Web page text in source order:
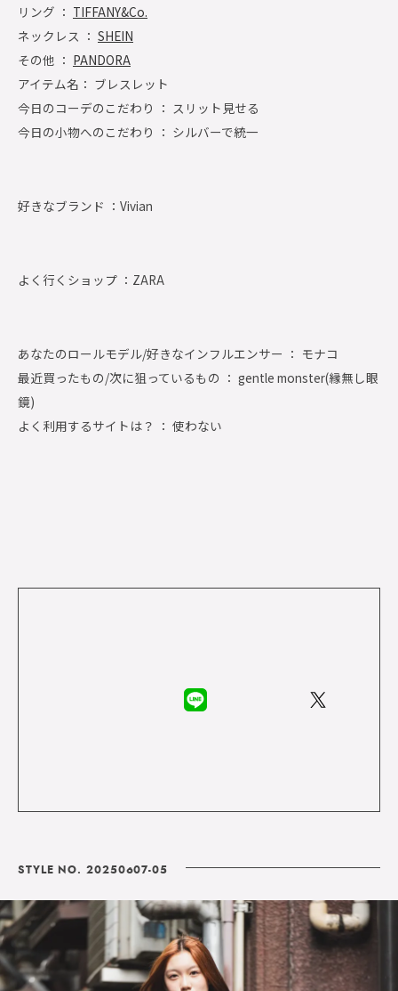
リング ： TIFFANY&Co.
ネックレス ： SHEIN
その他 ： PANDORA
アイテム名： ブレスレット
今日のコーデのこだわり ： スリット見せる
今日の小物へのこだわり ： シルバーで統一
好きなブランド ： Vivian
よく行くショップ ： ZARA
あなたのロールモデル/好きなインフルエンサー ： モナコ
最近買ったもの/次に狙っているもの ： gentle monster(縁無し眼
鏡)
よく利用するサイトは？ ： 使わない
STYLE NO. 20250607-05